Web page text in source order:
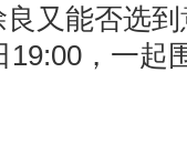
又能否选
，一起